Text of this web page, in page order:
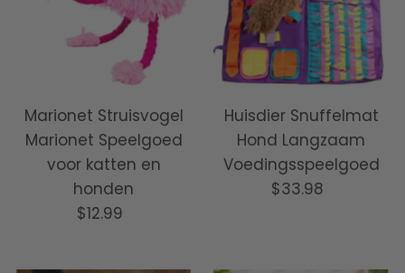
Marionet Struisvogel
Marionet Speelgoed
voor katten en
honden
Normale
$12.99
Huisdier Snuffelmat
Hond Langzaam
Voedingsspeelgoed
Normale
$33.98